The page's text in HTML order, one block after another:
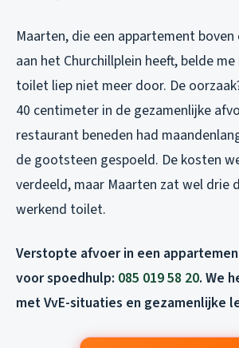
Maarten, die een appartement
aan het Churchillplein heeft, belde
toilet liep niet meer door. De
40 centimeter in de gezamenlijke
restaurant beneden had
de gootsteen gespoeld. De kosten
verdeeld, maar Maarten zat wel drie
werkend toilet.
Verstopte afvoer in een
voor spoedhulp: 085 019 58 20. We
met VvE-situaties en gezamenlijke